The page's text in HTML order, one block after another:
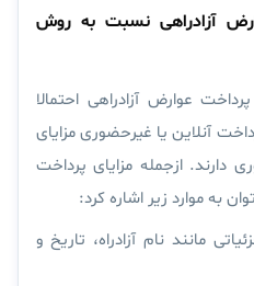
آزادراهی نسبت به روش
عوارض آزادراهی احتمالا
آنلاین یا غیرحضوری مزایای
ازجمله مزایای پرداخت
به موارد زیر اشاره کرد:
مانند نام آزادراه، تاریخ و